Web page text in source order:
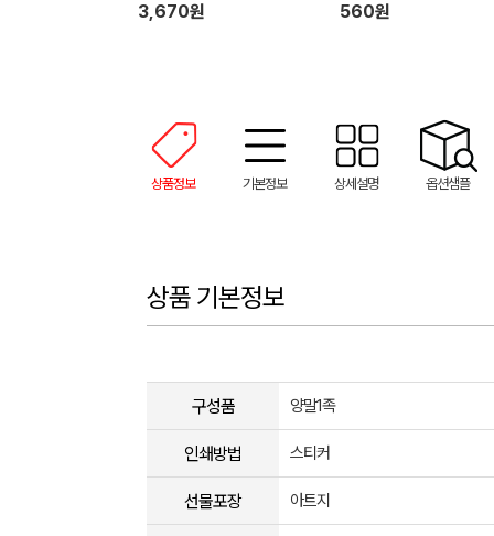
3,670원 560원
상품정보 기본정보 상세설명 옵션샘플
상품 기본정보
구성품 양말1족
인쇄방법 스티커
선물포장 아트지